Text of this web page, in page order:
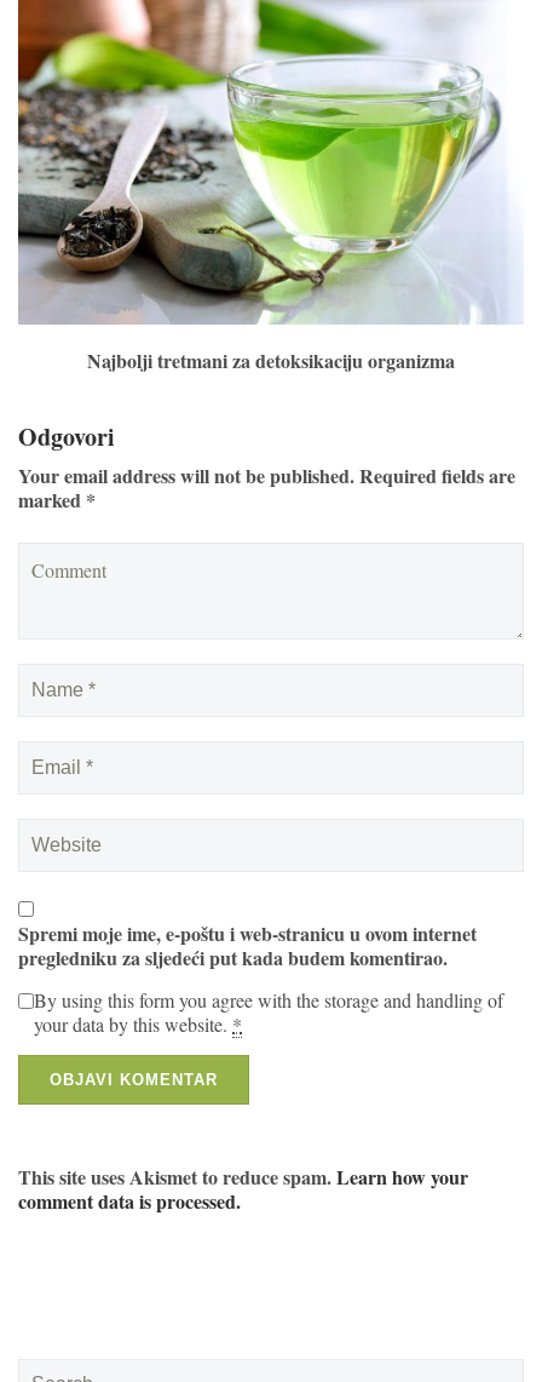
Najbolji tretmani za detoksikaciju organizma
Odgovori
Your email address will not be published. Required fields are
marked *
Spremi moje ime, e-poštu i web-stranicu u ovom internet
pregledniku za sljedeći put kada budem komentirao.
By using this form you agree with the storage and handling of
your data by this website. *
This site uses Akismet to reduce spam.Learn how your
comment data is processed.